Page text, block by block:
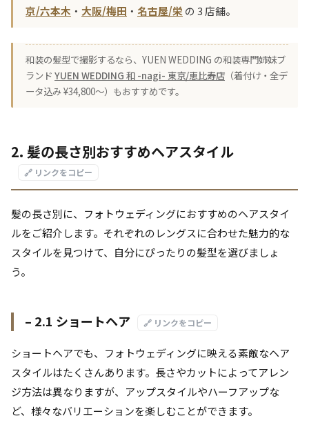
京/六本木 ・ 大阪/梅田 ・ 名古屋/栄 の 3 店舗。
和装の髪型で撮影するなら、YUEN WEDDING の和装専門姉妹ブ
ランド YUEN WEDDING 和 -nagi- 東京/恵比寿店 （着付け・全デ
ータ込み ¥34,800〜）もおすすめです。
2. 髪の長さ別おすすめヘアスタイル
🔗 リンクをコピー
髪の長さ別に、フォトウェディングにおすすめのヘアスタイ
ルをご紹介します。それぞれのレングスに合わせた魅力的な
スタイルを見つけて、自分にぴったりの髪型を選びましょ
う。
– 2.1 ショートヘア 🔗 リンクをコピー
ショートヘアでも、フォトウェディングに映える素敵なヘア
スタイルはたくさんあります。長さやカットによってアレン
ジ方法は異なりますが、アップスタイルやハーフアップな
ど、様々なバリエーションを楽しむことができます。